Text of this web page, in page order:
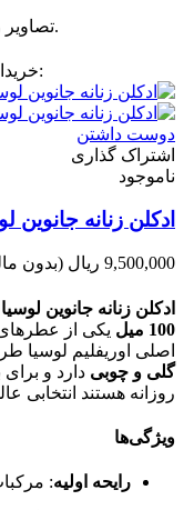
تصاویر را در اینجا رها کنید و یا برای آپلود کلیک کنید.
خریداران این محصول، این کالاها را نیز خریده اند:
دوست داشتن
اشتراک گذاری
ناموجود
ادکلن زنانه جانوین
9,500,000 ریال (بدون
100 میل
یکی از
اصلی اوریفلیم لوسیا
گلی و چوبی دارد و
روزانه هستند
ویژگی‌ها
رایحه اولیه: